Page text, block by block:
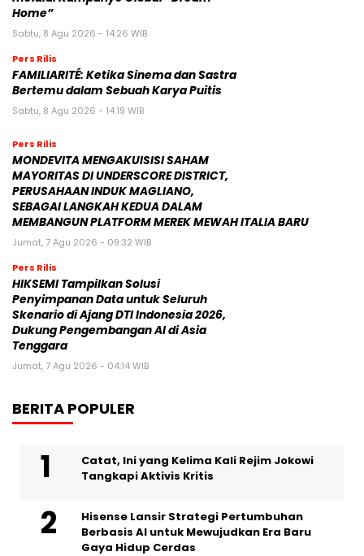
Home”
Sabtu, 8 Agu 2026 - 14:26 WIB
Pers Rilis
FAMILIARITÉ: Ketika Sinema dan Sastra
Bertemu dalam Sebuah Karya Puitis
Sabtu, 8 Agu 2026 - 14:19 WIB
Pers Rilis
MONDEVITA MENGAKUISISI SAHAM
MAYORITAS DI UNDERSCORE DISTRICT,
PERUSAHAAN INDUK MAGLIANO,
SEBAGAI LANGKAH KEDUA DALAM
MEMBANGUN PLATFORM MEREK MEWAH ITALIA BARU
Jumat, 7 Agu 2026 - 09:32 WIB
Pers Rilis
HIKSEMI Tampilkan Solusi
Penyimpanan Data untuk Seluruh
Skenario di Ajang DTI Indonesia 2026,
Dukung Pengembangan AI di Asia
Tenggara
Jumat, 7 Agu 2026 - 04:14 WIB
BERITA POPULER
Catat, Ini yang Kelima Kali Rejim Jokowi
Tangkapi Aktivis Kritis
Hisense Lansir Strategi Pertumbuhan
Berbasis AI untuk Mewujudkan Era Baru
Gaya Hidup Cerdas